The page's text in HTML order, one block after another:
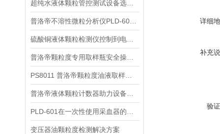
变压器油颗粒度检测解决方案
详细
补充
验